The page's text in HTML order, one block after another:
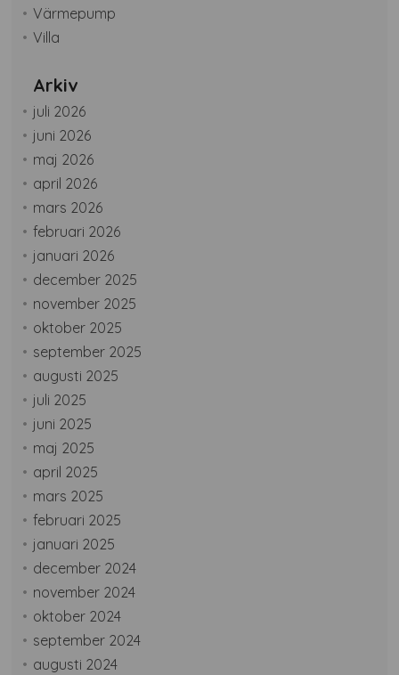
Värmepump
Villa
Arkiv
juli 2026
juni 2026
maj 2026
april 2026
mars 2026
februari 2026
januari 2026
december 2025
november 2025
oktober 2025
september 2025
augusti 2025
juli 2025
juni 2025
maj 2025
april 2025
mars 2025
februari 2025
januari 2025
december 2024
november 2024
oktober 2024
september 2024
augusti 2024